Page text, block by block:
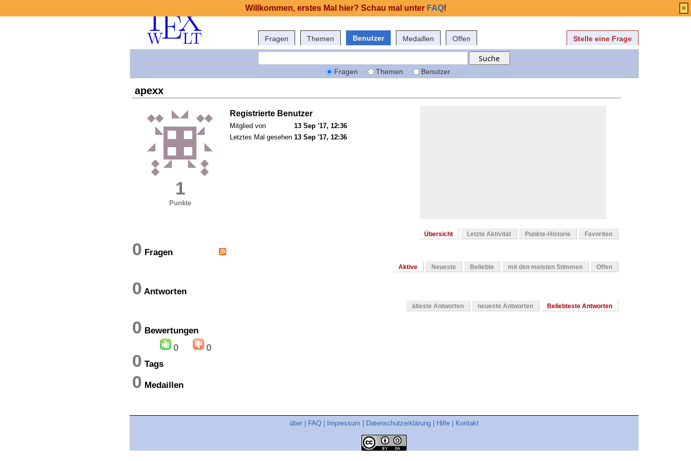
Fragen Themen Benutzer Medaillen Offen Stelle eine Frage
Fragen Themen Benutzer
apexx
1
Punkte
Registrierte Benutzer
Mitglied von
13 Sep '17, 12:36
Letztes Mal gesehen 13 Sep '17, 12:36
Übersicht Letzte Aktivität Punkte-Historie Favoriten
0 Fragen
Aktive Neueste Beliebte mit den meisten Stimmen Offen
0 Antworten
älteste Antworten neueste Antworten Beliebteste Antworten
0 Bewertungen
0 0
0 Tags
0 Medaillen
über FAQ Impressum Datenschutzerklärung Hilfe Kontakt
Willkommen, erstes Mal hier? Schau mal unter FAQ! ×